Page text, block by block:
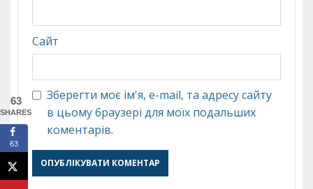
Сайт
Зберегти моє ім'я, e-mail, та адресу сайту
в цьому браузері для моїх подальших
коментарів.
63
SHARES
63